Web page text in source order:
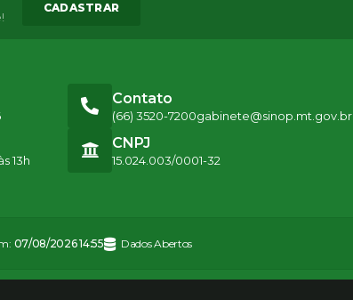
CADASTRAR
Contato
(66) 3520-7200gabinete@sinop.mt.gov.br
13h
CNPJ
15.024.003/0001-32
07/08/2026 14:55 Dados Abertos